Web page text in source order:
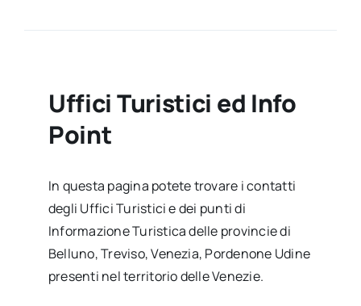
Uffici Turistici ed Info
Point
In questa pagina potete trovare i contatti
degli Uffici Turistici e dei punti di
Informazione Turistica delle provincie di
Belluno, Treviso, Venezia, Pordenone Udine
presenti nel territorio delle Venezie.